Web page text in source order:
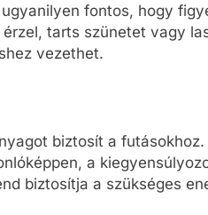
fontos, hogy
tarts szünetet vagy
vezethet.
biztosít a
a
biztosítja a szükséges